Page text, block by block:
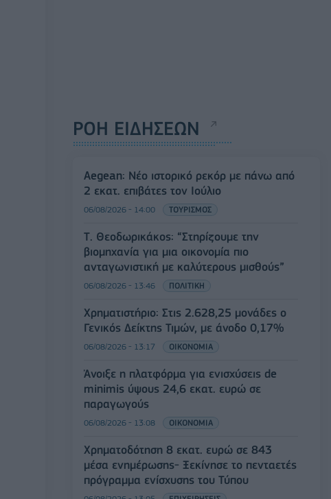
ΡΟΗ ΕΙΔΗΣΕΩΝ
Aegean: Νέο ιστορικό ρεκόρ με πάνω από
2 εκατ. επιβάτες τον Ιούλιο
06/08/2026 - 14:00 ΤΟΥΡΙΣΜΟΣ
Τ. Θεοδωρικάκος: “Στηρίζουμε την
βιομηχανία για μια οικονομία πιο
ανταγωνιστική με καλύτερους μισθούς”
06/08/2026 - 13:46 ΠΟΛΙΤΙΚΗ
Χρηματιστήριο: Στις 2.628,25 μονάδες ο
Γενικός Δείκτης Τιμών, με άνοδο 0,17%
06/08/2026 - 13:17 ΟΙΚΟΝΟΜΙΑ
Άνοιξε η πλατφόρμα για ενισχύσεις de
minimis ύψους 24,6 εκατ. ευρώ σε
παραγωγούς
06/08/2026 - 13:08 ΟΙΚΟΝΟΜΙΑ
Χρηματοδότηση 8 εκατ. ευρώ σε 843
μέσα ενημέρωσης- Ξεκίνησε το πενταετές
πρόγραμμα ενίσχυσης του Τύπου